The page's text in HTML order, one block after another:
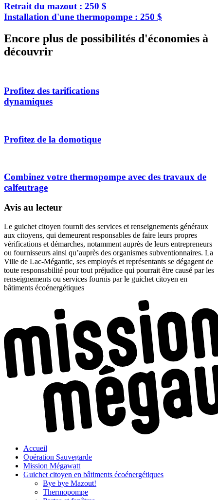
Retrait du mazout : 250 $
Installation d'une thermopompe : 250 $
Encore plus de possibilités d'économies à
découvrir
Profitez des tarifications
dynamiques
Profitez de la domotique
Combinez votre thermopompe avec des travaux de
calfeutrage
Avis au lecteur
Le guichet citoyen fournit des services et renseignements généraux
aux citoyens, qui demeurent responsables de faire leurs propres
vérifications et démarches, notamment auprès de leurs entrepreneurs
ou fournisseurs ainsi qu’auprès des organismes subventionnaires. La
Ville de Lac-Mégantic, ses employés et représentants se dégagent de
toute responsabilité pour tout préjudice qui pourrait être causé par les
renseignements ou services fournis par le guichet citoyen en
bâtiments écoénergétiques
Accueil
Opération Sauvegarde
Mission Mégawatt
Guichet citoyen en bâtiments écoénergétiques
Bye bye Mazout!
Thermopompe